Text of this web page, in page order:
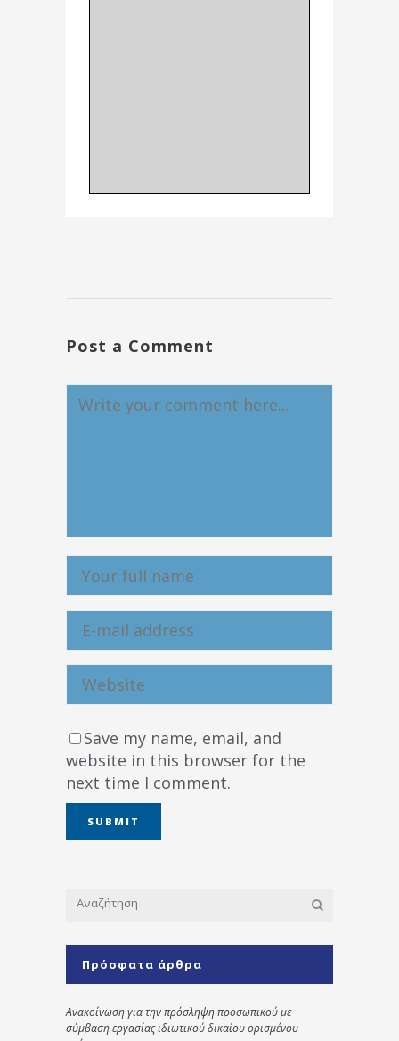
Post a Comment
Save my name, email, and
website in this browser for the
next time I comment.
Πρόσφατα άρθρα
Ανακοίνωση για την πρόσληψη προσωπικού με
σύμβαση εργασίας ιδιωτικού δικαίου ορισμένου